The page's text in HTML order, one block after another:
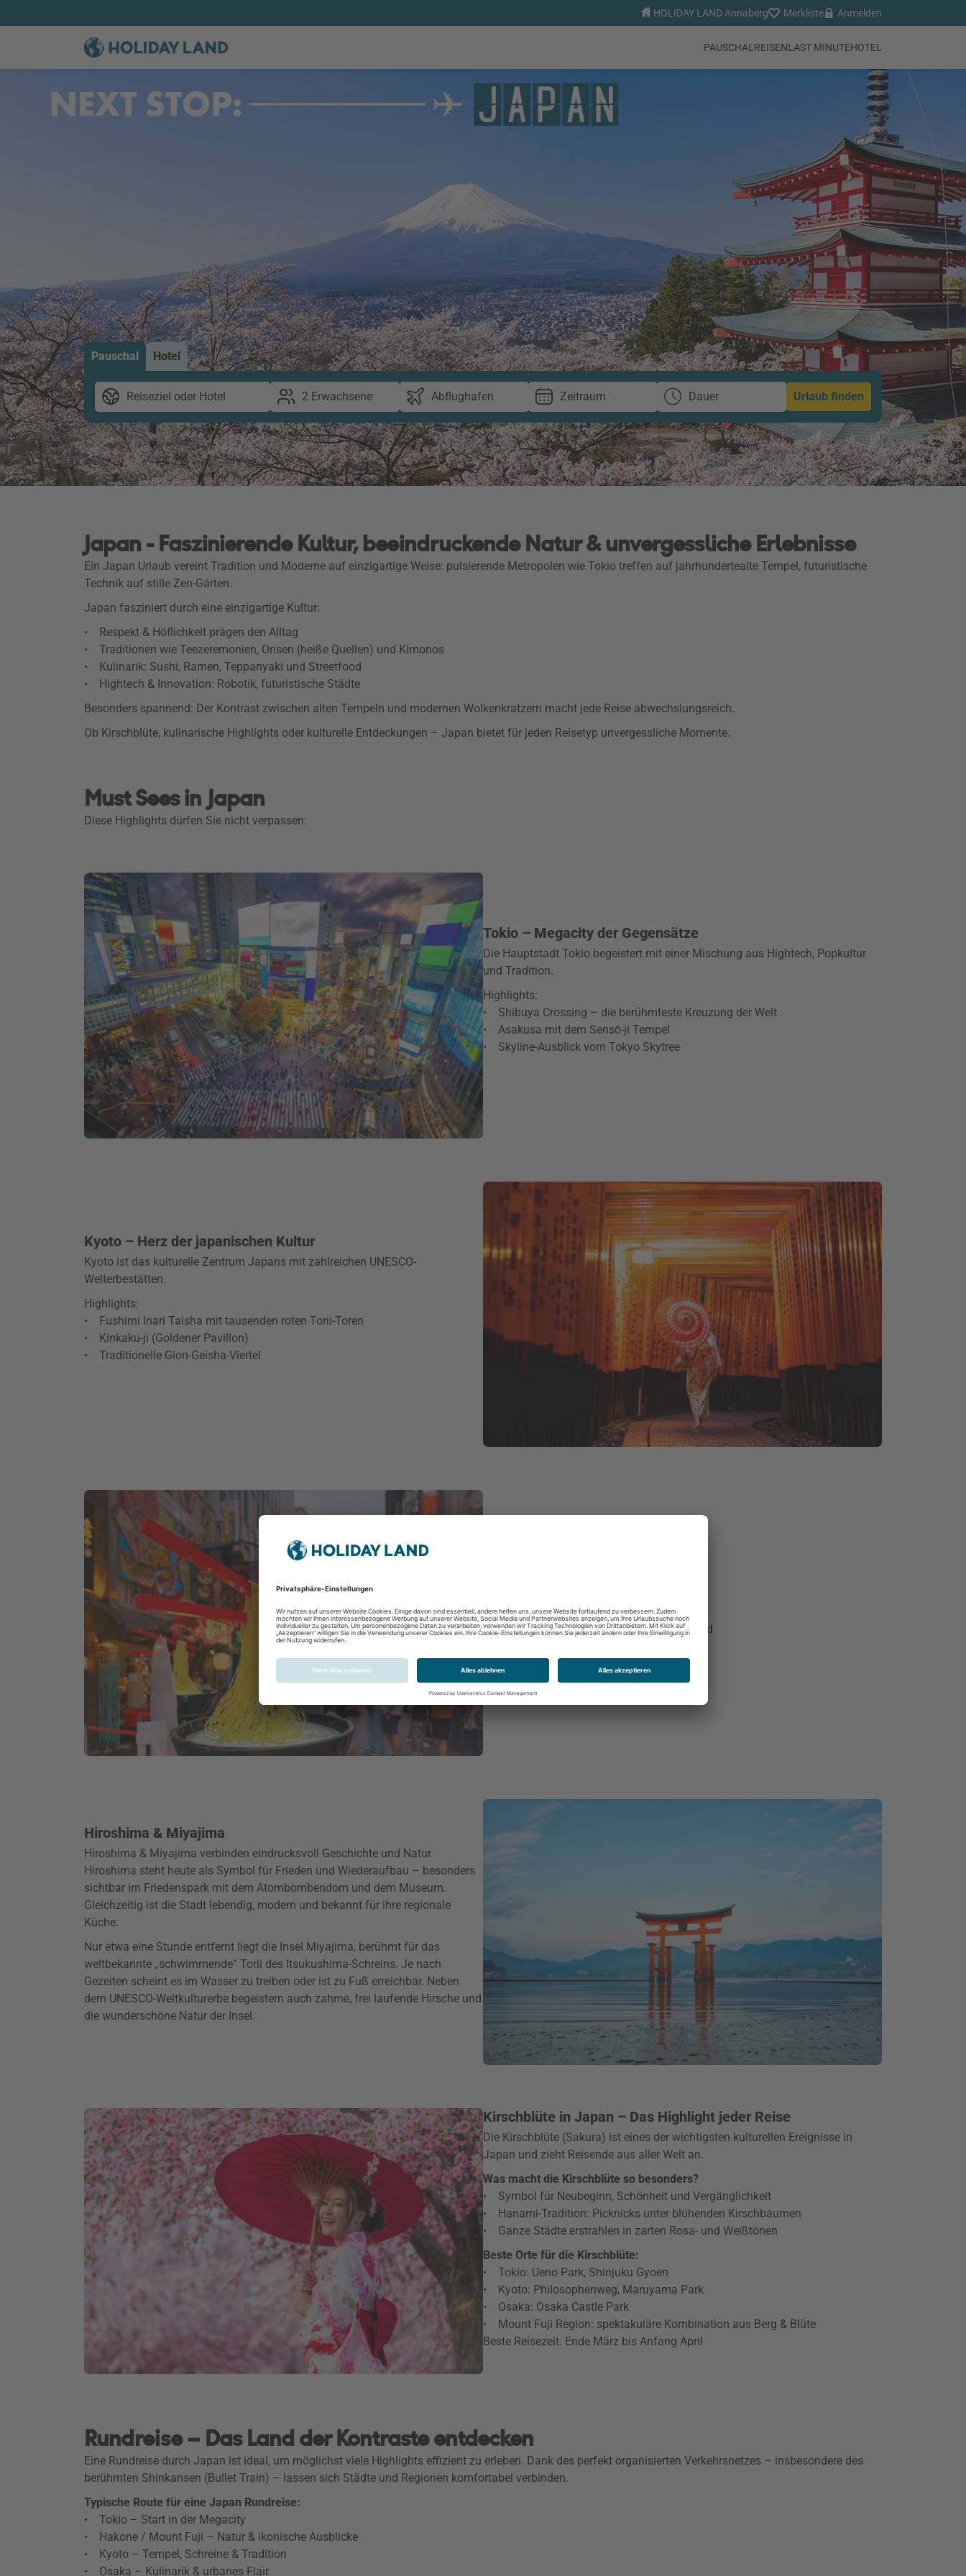
HOLIDAY LAND Annaberg Merkliste Anmelden
PAUSCHALREISENLAST MINUTEHOTEL
Pauschal Hotel
Reiseziel oder Hotel 2 Erwachsene Abflughafen Zeitraum Dauer Urlaub finden
Japan - Faszinierende Kultur, beeindruckende Natur & unvergessliche Erlebnisse
Ein Japan Urlaub vereint Tradition und Moderne auf einzigartige Weise: pulsierende Metropolen wie Tokio treffen auf jahrhundertealte Tempel, futuristische
Technik auf stille Zen-Gärten.
Japan fasziniert durch eine einzigartige Kultur:
• Respekt & Höflichkeit prägen den Alltag
• Traditionen wie Teezeremonien, Onsen (heiße Quellen) und Kimonos
• Kulinarik: Sushi, Ramen, Teppanyaki und Streetfood
• Hightech & Innovation: Robotik, futuristische Städte
Besonders spannend: Der Kontrast zwischen alten Tempeln und modernen Wolkenkratzern macht jede Reise abwechslungsreich.
Ob Kirschblüte, kulinarische Highlights oder kulturelle Entdeckungen – Japan bietet für jeden Reisetyp unvergessliche Momente.
Must Sees in Japan
Diese Highlights dürfen Sie nicht verpassen:
Tokio – Megacity der Gegensätze
Die Hauptstadt Tokio begeistert mit einer Mischung aus Hightech, Popkultur
und Tradition.
Highlights:
• Shibuya Crossing – die berühmteste Kreuzung der Welt
• Asakusa mit dem Sensō-ji Tempel
• Skyline-Ausblick vom Tokyo Skytree
Kyoto – Herz der japanischen Kultur
Kyoto ist das kulturelle Zentrum Japans mit zahlreichen UNESCO-
Welterbestätten.
Highlights:
• Fushimi Inari Taisha mit tausenden roten Torii-Toren
• Kinkaku-ji (Goldener Pavillon)
• Traditionelle Gion-Geisha-Viertel
Highlights:
• Dotonbori mit Neonlichtern und Streetfood
• Universal Studios Japan
Hiroshima & Miyajima
Hiroshima & Miyajima verbinden eindrucksvoll Geschichte und Natur.
Hiroshima steht heute als Symbol für Frieden und Wiederaufbau – besonders
sichtbar im Friedenspark mit dem Atombombendom und dem Museum.
Gleichzeitig ist die Stadt lebendig, modern und bekannt für ihre regionale
Küche.
Nur etwa eine Stunde entfernt liegt die Insel Miyajima, berühmt für das
weltbekannte „schwimmende“ Torii des Itsukushima-Schreins. Je nach
Gezeiten scheint es im Wasser zu treiben oder ist zu Fuß erreichbar. Neben
dem UNESCO-Weltkulturerbe begeistern auch zahme, frei laufende Hirsche und
die wunderschöne Natur der Insel.
Kirschblüte in Japan – Das Highlight jeder Reise
Die Kirschblüte (Sakura) ist eines der wichtigsten kulturellen Ereignisse in
Japan und zieht Reisende aus aller Welt an.
Was macht die Kirschblüte so besonders?
• Symbol für Neubeginn, Schönheit und Vergänglichkeit
• Hanami-Tradition: Picknicks unter blühenden Kirschbäumen
• Ganze Städte erstrahlen in zarten Rosa- und Weißtönen
Beste Orte für die Kirschblüte:
• Tokio: Ueno Park, Shinjuku Gyoen
• Kyoto: Philosophenweg, Maruyama Park
• Osaka: Osaka Castle Park
• Mount Fuji Region: spektakuläre Kombination aus Berg & Blüte
Beste Reisezeit: Ende März bis Anfang April
Rundreise – Das Land der Kontraste entdecken
Eine Rundreise durch Japan ist ideal, um möglichst viele Highlights effizient zu erleben. Dank des perfekt organisierten Verkehrsnetzes – insbesondere des
berühmten Shinkansen (Bullet Train) – lassen sich Städte und Regionen komfortabel verbinden.
Typische Route für eine Japan Rundreise:
• Tokio – Start in der Megacity
• Hakone / Mount Fuji – Natur & ikonische Ausblicke
• Kyoto – Tempel, Schreine & Tradition
• Osaka – Kulinarik & urbanes Flair